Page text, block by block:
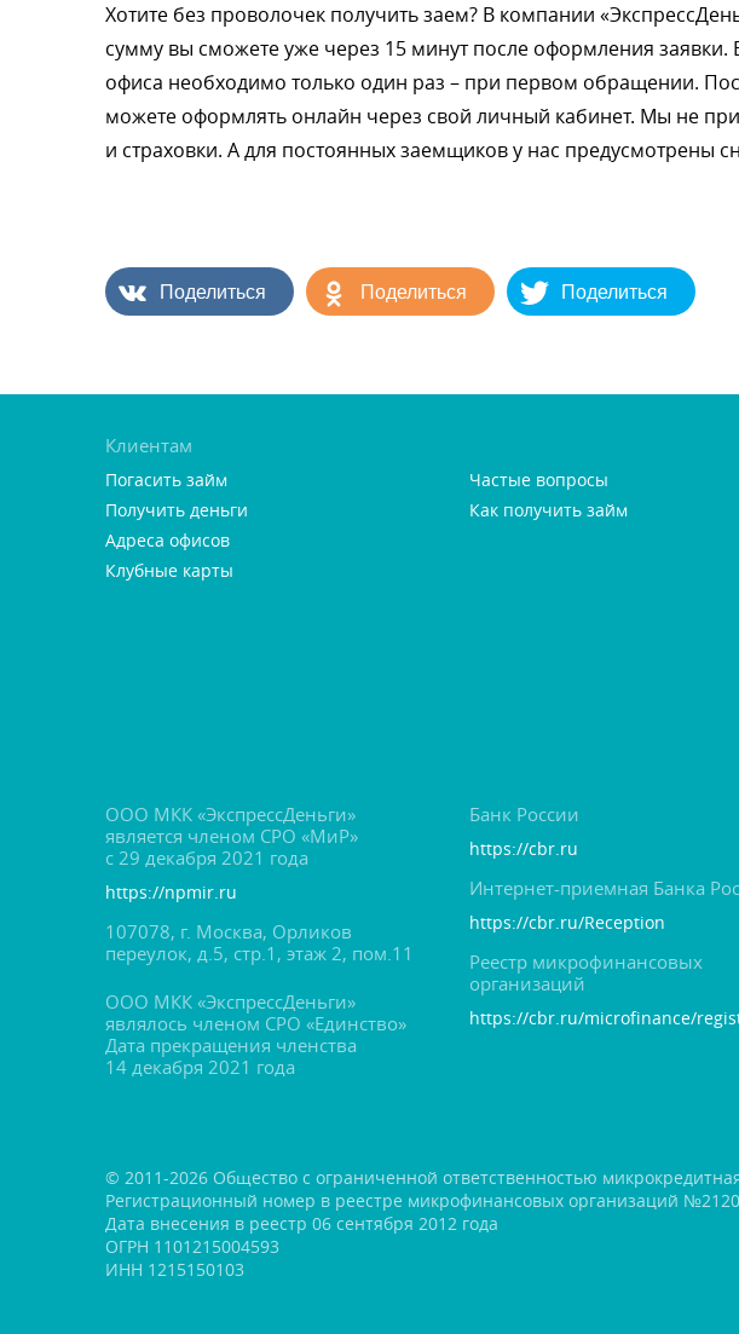
Хотите без проволочек получить заем? В компании
сумму вы сможете уже через 15 минут после оформления
офиса необходимо только один раз – при первом обращении.
можете оформлять онлайн через свой личный кабинет. Мы не
и страховки. А для постоянных заемщиков у нас предусмотрены
Поделиться Поделиться Поделиться
Клиентам
Погасить займ
Получить деньги
Адреса офисо
Клубные карты
Частые вопросы
Как получить займ
ООО МКК «ЭкспрессДеньги»
является членом СРО «МиР»
с 29 декабря 2021 года
https://npmir.ru
107078, г. Москва, Орлико
переулок, д.5, стр.1, этаж 2, пом.11
ООО МКК «ЭкспрессДеньги»
являлось членом СРО «Единство»
Дата прекращения членства
14 декабря 2021 года
Банк России
https://cbr.ru
Интернет-приемная Банка
https://cbr.ru/Reception
Реестр микрофинансовых
организаций
https://cbr.ru/microfinance/
© 2011-2026 Общество с ограниченной ответственностью
Регистрационный номер в реестре микрофинансовых организаций
Дата внесения в реестр 06 сентября 2012 года
ОГРН 1101215004593
ИНН 1215150103